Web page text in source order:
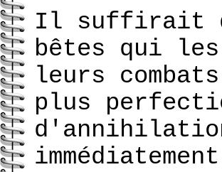
Il suffirait
bêtes qui les
leurs
plus